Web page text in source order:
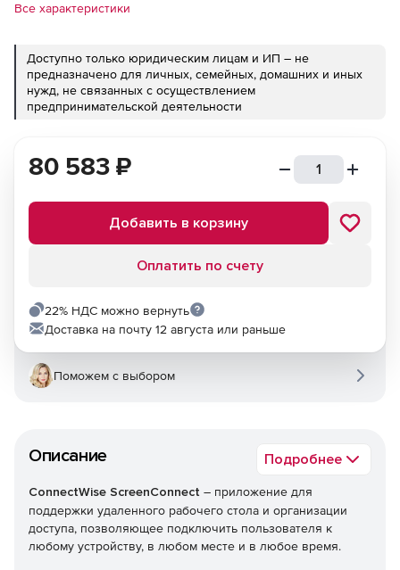
Все характеристики
Доступно только юридическим лицам и ИП – не
предназначено для личных, семейных, домашних и иных
нужд, не связанных с осуществлением
предпринимательской деятельности
Описание Подробнее
ConnectWise ScreenConnect – приложение для
поддержки удаленного рабочего стола и организации
доступа, позволяющее подключить пользователя к
любому устройству, в любом месте и в любое время.
80 583 ₽
Добавить в корзину
Оплатить по счету
22% НДС можно вернуть
Доставка на почту 12 августа или раньше
Поможем с выбором